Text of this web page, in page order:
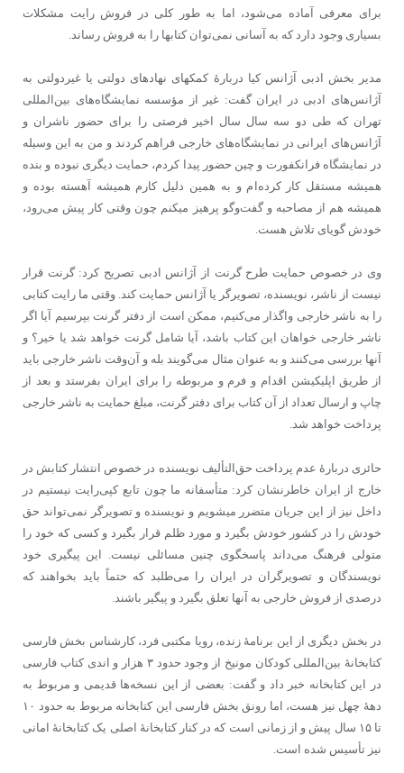
برای معرفی آماده می‌شود، اما به طور کلی در فروش رایت مشکلات
بسیاری وجود دارد که به آسانی نمی‌توان کتاب‎ها را به فروش رساند.
مدیر بخش ادبی آژانس کیا دربارۀ کمک‎های نهادهای دولتی یا غیردولتی به
آژانس‌های ادبی در ایران گفت: غیر از مؤسسه نمایشگاه‌های بین‌المللی
تهران که طی دو سه سال سال اخیر فرصتی را برای حضور ناشران و
آژانس‌های ایرانی در نمایشگاه‌های خارجی فراهم کردند و من به این وسیله
در نمایشگاه فرانکفورت و چین حضور پیدا کردم، حمایت دیگری نبوده و بنده
همیشه مستقل کار کرده‌ام و به همین دلیل کارم همیشه آهسته بوده و
همیشه هم از مصاحبه و گفت‌وگو پرهیز می‎کنم چون وقتی کار پیش می‌رود،
خودش گویای تلاش هست.
وی در خصوص حمایت طرح گرنت از آژانس ادبی تصریح کرد: گرنت قرار
نیست از ناشر، نویسنده، تصویرگر یا آژانس حمایت کند. وقتی ما رایت کتابی
را به ناشر خارجی واگذار می‌کنیم، ممکن است از دفتر گرنت بپرسیم آیا اگر
ناشر خارجی خواهان این کتاب باشد، آیا شامل گرنت خواهد شد یا خیر؟ و
آنها بررسی می‌کنند و به عنوان مثال می‌گویند بله و آن‌وقت ناشر خارجی باید
از طریق اپلیکیشن اقدام و فرم و مربوطه را برای ایران بفرستد و بعد از
چاپ و ارسال تعداد از آن کتاب برای دفتر گرنت، مبلغ حمایت به ناشر خارجی
پرداخت خواهد شد.
حائری دربارۀ عدم پرداخت حق‌التألیف نویسنده در خصوص انتشار کتابش در
خارج از ایران خاطرنشان کرد: متأسفانه ما چون تابع کپی‌رایت نیستیم در
داخل نیز از این جریان متضرر میشویم و نویسنده و تصویرگر نمی‌تواند حق
خودش را در کشور خودش بگیرد و مورد ظلم قرار بگیرد و کسی که خود را
متولی فرهنگ می‌داند پاسخگوی چنین مسائلی نیست. این پیگیری خود
نویسندگان و تصویرگران در ایران را می‌طلبد که حتماً باید بخواهند که
درصدی از فروش خارجی به آنها تعلق بگیرد و پیگیر باشند.
در بخش دیگری از این برنامۀ زنده، رویا مکتبی فرد، کارشناس بخش فارسی
کتابخانۀ بین‌المللی کودکان مونیخ از وجود حدود ۳ هزار و اندی کتاب فارسی
در این کتابخانه خبر داد و گفت: بعضی از این نسخه‌ها قدیمی و مربوط به
دهۀ چهل نیز هست، اما رونق بخش فارسی این کتابخانه مربوط به حدود ۱۰
تا ۱۵ سال پیش و از زمانی است که در کنار کتابخانۀ اصلی یک کتابخانۀ امانی
نیز تأسیس شده است.